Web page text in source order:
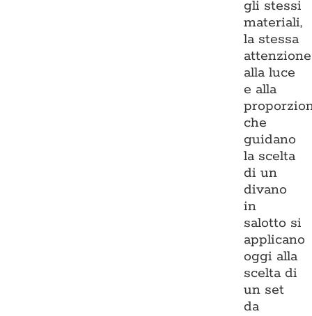
gli stessi
materiali,
la stessa
attenzione
alla luce
e alla
che
guidano
la scelta
di un
divano
in
salotto si
applicano
oggi alla
scelta di
un set
da